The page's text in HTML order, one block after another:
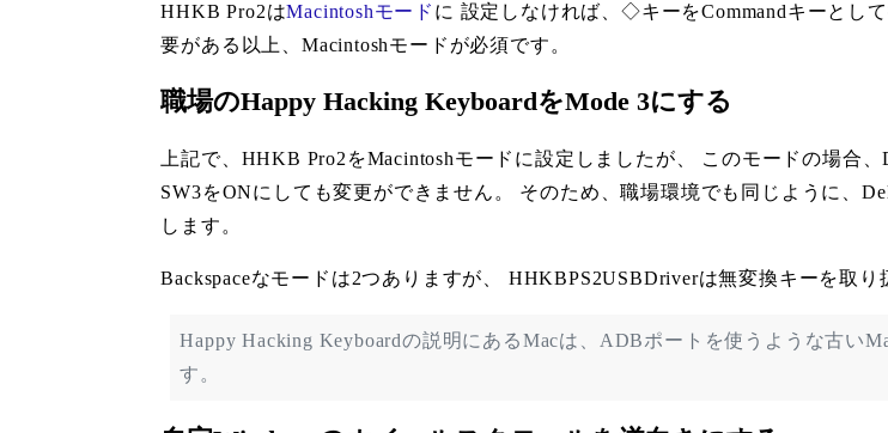
HHKB Pro2はMacintoshモード に 設定しなければ、◇キーをCommandキーとし
要がある以上、Macintoshモードが必須です。
職場のHappy Hacking KeyboardをMode 3にする
上記で、HHKB Pro2をMacintoshモードに設定しましたが、 このモードの場合
SW3をONにしても変更ができません。 そのため、職場環境でも同じように、
します。
Backspaceなモードは2つありますが、 HHKBPS2USBDriverは無変換キーを取り
Happy Hacking Keyboardの説明にあるMacは、ADBポートを使うような古い
す。